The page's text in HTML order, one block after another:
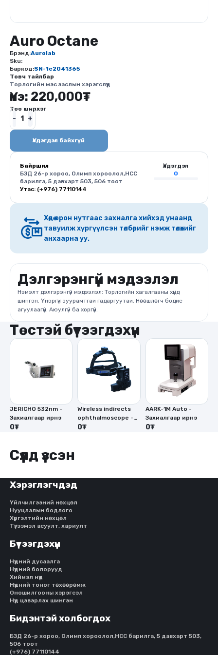
Auro Octane
Брэнд:Aurolab
Sku:
Баркод:SN-1c2041365
Товч тайлбар
Торлогийн мэс заслын хэрэгслүүд
Үнэ: 220,000₮
Тоо ширхэг
Үлдэгдэл байхгүй
Байршил
БЗД 26-р хороо, Олимп хороолол,HCC
барилга, 5 давхарт 503, 506 тоот
Утас: (+976) 77110144
Үлдэгдэл
0
Хөдөө орон нутгаас захиалга хийхэд унаанд
тавуилж хүргүүлсэн төлбөрийг нэмж төлөхийг
анхаарна уу.
Дэлгэрэнгүй мэдээлэл
Нэмэлт дэлгэрэнгүй мэдээлэл: Торлогийн хагалгааны хүнд
шингэн. Үнэргүй зуурамтгай гадаргуутай. Нөөшлөгч бодис
агуулаагүй. Аюулгүй ба хоргүй.
Төстэй бүтээгдэхүүн
JERICHO 532nm -
Захиалгаар ирнэ
0₮
Wireless indirects
ophthalmoscope -
Захиалгаар ирнэ
0₮
AARK-1M Auto -
Захиалгаар ирнэ
0₮
Сүүлд үзсэн
Хэрэглэгчдэд
Үйлчилгээний нөхцөл
Нууцлалын бодлого
Хүргэлтийн нөхцөл
Түгээмэл асуулт, хариулт
Бүтээгдэхүүн
Нүдний дусаалга
Нүдний болорууд
Хиймэл нүд
Нүдний тоног төхөөрөмж
Оношилгооны хэрэгсэл
Нүд цэвэрлэх шингэн
Бидэнтэй холбогдох
БЗД 26-р хороо, Олимп хороолол,HCC барилга, 5 давхарт 503,
506 тоот
(+976) 77110144